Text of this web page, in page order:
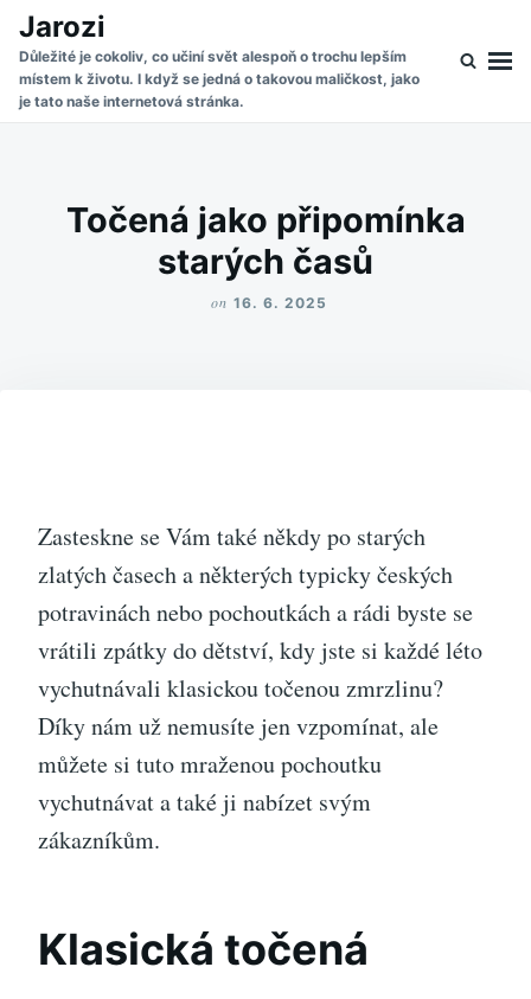
Skip
content
Search
for:
Jarozi
Důležité je cokoliv, co učiní svět alespoň o trochu lepším
místem k životu. I když se jedná o takovou maličkost, jako
je tato naše internetová stránka.
Točená jako připomínka
starých časů
on 16. 6. 2025
Zasteskne se Vám také někdy po starých
zlatých časech a některých typicky českých
potravinách nebo pochoutkách a rádi byste se
vrátili zpátky do dětství, kdy jste si každé léto
vychutnávali klasickou točenouzmrzlinu?
Díky nám už nemusíte jen vzpomínat, ale
můžete si tuto mraženou pochoutku
vychutnávat a také ji nabízet svým
zákazníkům.
Klasická točená